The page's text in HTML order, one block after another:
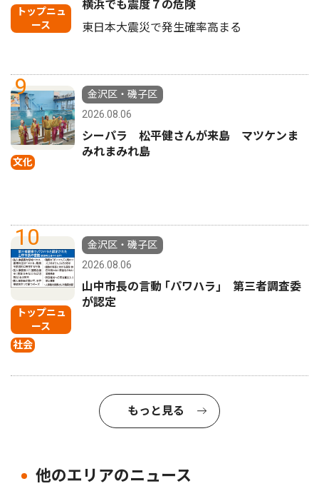
トップニュ
ース
横浜でも震度７の危険
東日本大震災で発生確率高まる
9
文化
金沢区・磯子区
2026.08.06
シーパラ 松平健さんが来島 マツケンま
みれまみれ島
10
トップニュ
ース
社会
金沢区・磯子区
2026.08.06
山中市長の言動 ｢パワハラ｣ 第三者調査委
が認定
もっと見る
他のエリアのニュース